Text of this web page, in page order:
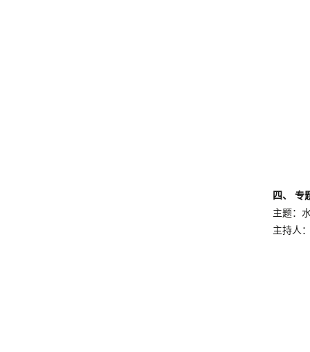
四、 专
主题：
主持人